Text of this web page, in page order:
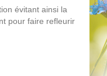
évitant ainsi la
pour faire refleurir